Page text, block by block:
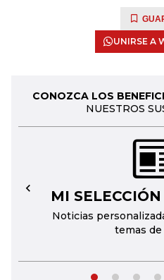
UNIRSE A
CONOZCA LOS
NUESTROS
MI
Noticias
temas
←